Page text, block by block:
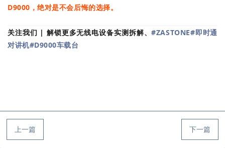
D9000，绝对是不会后悔的选择。
关注我们 | 解锁更多无线电设备实测拆解、#ZASTONE#即时通
对讲机#D9000车载台
上一篇 下一篇